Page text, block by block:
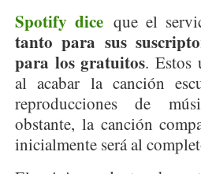
Spotify dice que el
tanto para sus
para los gratuitos. Estos
al acabar la canción
reproducciones de
obstante, la canción
inicialmente será al